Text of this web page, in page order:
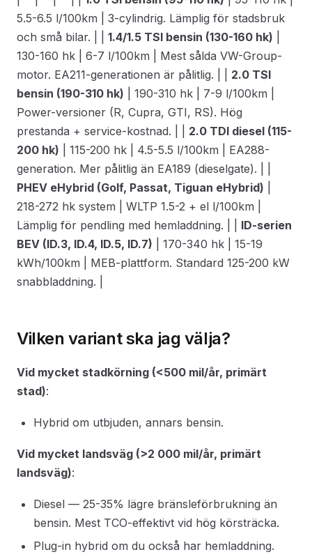
5.5-6.5 l/100km | 3-cylindrig. Lämplig för stadsbruk
och små bilar. | | 1.4/1.5 TSI bensin (130-160 hk)
130-160 hk | 6-7 l/100km | Mest sålda VW-Group-
motor. EA211-generationen är pålitlig. | | 2.0 TSI
bensin (190-310 hk) | 190-310 hk | 7-9 l/100km |
Power-versioner (R, Cupra, GTI, RS). Hög
prestanda + service-kostnad. | | 2.0 TDI diesel (115-
200 hk) | 115-200 hk | 4.5-5.5 l/100km | EA288-
generation. Mer pålitlig än EA189 (dieselgate). | |
PHEV eHybrid (Golf, Passat, Tiguan eHybrid)
218-272 hk system | WLTP 1.5-2 + el l/100km |
Lämplig för pendling med hemladdning. | | ID-serien
BEV (ID.3, ID.4, ID.5, ID.7) | 170-340 hk | 15-19
kWh/100km | MEB-plattform. Standard 125-200 kW
snabbladdning. |
Vilken variant ska jag välja?
Vid mycket stadkörning (<500 mil/år, primärt
stad):
Hybrid om utbjuden, annars bensin.
Vid mycket landsväg (>2 000 mil/år, primärt
landsväg):
Diesel — 25-35% lägre bränsleförbrukning än
bensin. Mest TCO-effektivt vid hög körsträcka.
Plug-in hybrid om du också har hemladdning.